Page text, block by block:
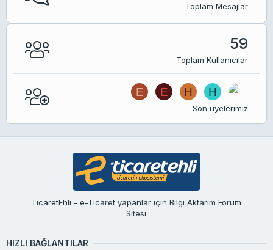
Toplam Mesajlar
59
Toplam Kullanıcılar
E E H H
Son üyelerimiz
TicaretEhli - e-Ticaret yapanlar için Bilgi Aktarım Forum
Sitesi
HIZLI BAĞLANTILAR